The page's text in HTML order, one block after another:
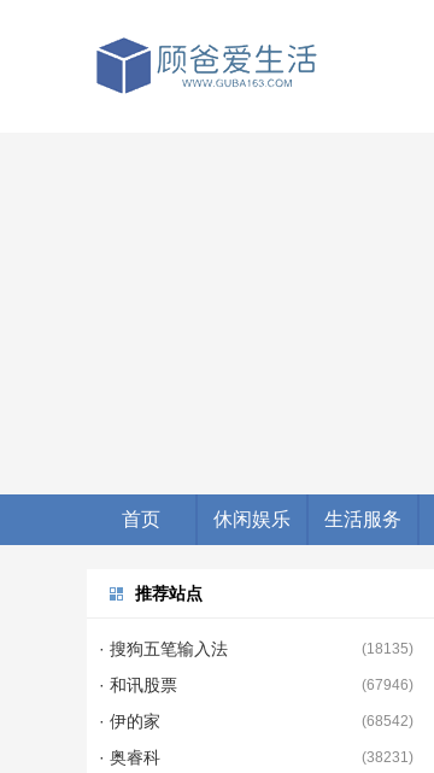
首页 休闲娱乐 生活服务
推荐站点
· 搜狗五笔输入法 (18135)
· 和讯股票 (67946)
· 伊的家 (68542)
· 奥睿科 (38231)